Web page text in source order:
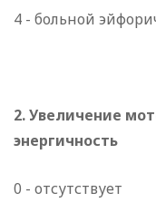
4 - больной
2. Увеличение
энергичность
0 - отсутствует